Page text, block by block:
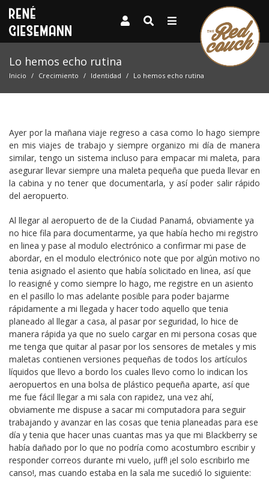
Lo hemos echo rutina
Inicio Crecimiento Identidad Lo hemos echo rutina
Ayer por la mañana viaje regreso a casa como lo hago siempre
en mis viajes de trabajo y siempre organizo mi día de manera
similar, tengo un sistema incluso para empacar mi maleta, para
asegurar llevar siempre una maleta pequeña que pueda llevar en
la cabina y no tener que documentarla, y así poder salir rápido
del aeropuerto.
Al llegar al aeropuerto de de la Ciudad Panamá, obviamente ya
no hice fila para documentarme, ya que había hecho mi registro
en linea y pase al modulo electrónico a confirmar mi pase de
abordar, en el modulo electrónico note que por algún motivo no
tenia asignado el asiento que había solicitado en linea, así que
lo reasigné y como siempre lo hago, me registre en un asiento
en el pasillo lo mas adelante posible para poder bajarme
rápidamente a mi llegada y hacer todo aquello que tenia
planeado al llegar a casa, al pasar por seguridad, lo hice de
manera rápida ya que no suelo cargar en mi persona cosas que
me tenga que quitar al pasar por los sensores de metales y mis
maletas contienen versiones pequeñas de todos los artículos
líquidos que llevo a bordo los cuales llevo como lo indican los
aeropuertos en una bolsa de plástico pequeña aparte, así que
me fue fácil llegar a mi sala con rapidez, una vez ahí,
obviamente me dispuse a sacar mi computadora para seguir
trabajando y avanzar en las cosas que tenia planeadas para ese
día y tenia que hacer unas cuantas mas ya que mi Blackberry se
había dañado por lo que no podría como acostumbro escribir y
responder correos durante mi vuelo, ¡uff! ¡el solo escribirlo me
canso!, mas cuando estaba en la sala me sucedió lo siguiente: